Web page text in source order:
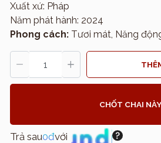
Xuất xứ: Pháp
Năm phát hành: 2024
Phong cách: Tươi mát, Năng
CHỐT CHAI
Trả sau0đvới